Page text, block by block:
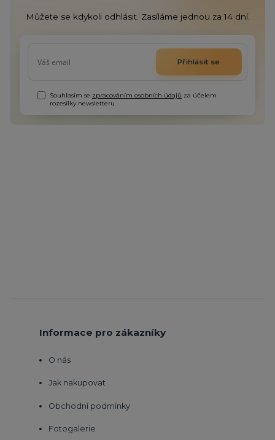
Můžete se kdykoli odhlásit. Zasíláme jednou za 14 dní.
Přihlásit se
Souhlasím se zpracováním osobních údajů za účelem
rozesílky newsletteru.
Informace pro zákazníky
O nás
Jak nakupovat
Obchodní podmínky
Fotogalerie